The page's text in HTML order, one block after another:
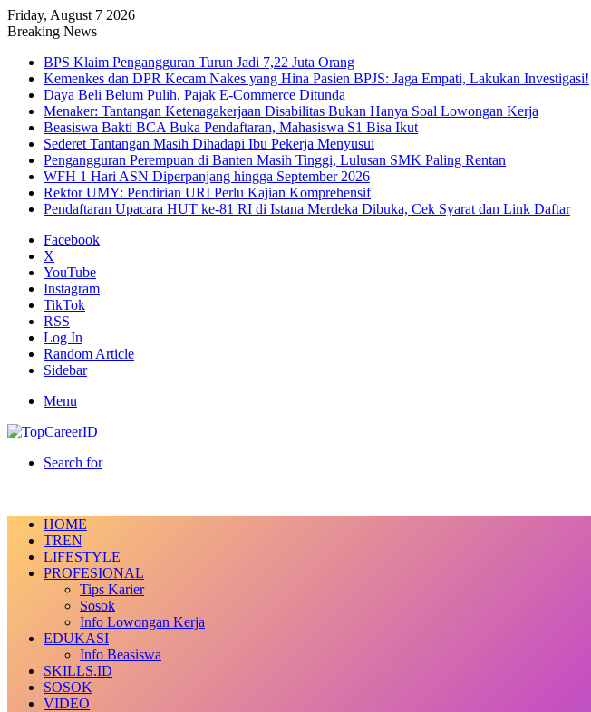
Friday, August 7 2026
Breaking News
BPS Klaim Pengangguran Turun Jadi 7,22 Juta Orang
Kemenkes dan DPR Kecam Nakes yang Hina Pasien BPJS: Jaga Empati, Lakukan Investigasi!
Daya Beli Belum Pulih, Pajak E-Commerce Ditunda
Menaker: Tantangan Ketenagakerjaan Disabilitas Bukan Hanya Soal Lowongan Kerja
Beasiswa Bakti BCA Buka Pendaftaran, Mahasiswa S1 Bisa Ikut
Sederet Tantangan Masih Dihadapi Ibu Pekerja Menyusui
Pengangguran Perempuan di Banten Masih Tinggi, Lulusan SMK Paling Rentan
WFH 1 Hari ASN Diperpanjang hingga September 2026
Rektor UMY: Pendirian URI Perlu Kajian Komprehensif
Pendaftaran Upacara HUT ke-81 RI di Istana Merdeka Dibuka, Cek Syarat dan Link Daftar
Facebook
X
YouTube
Instagram
TikTok
RSS
Log In
Random Article
Sidebar
Menu
Search for
HOME
TREN
LIFESTYLE
PROFESIONAL
Tips Karier
Sosok
Info Lowongan Kerja
EDUKASI
Info Beasiswa
SKILLS.ID
SOSOK
VIDEO